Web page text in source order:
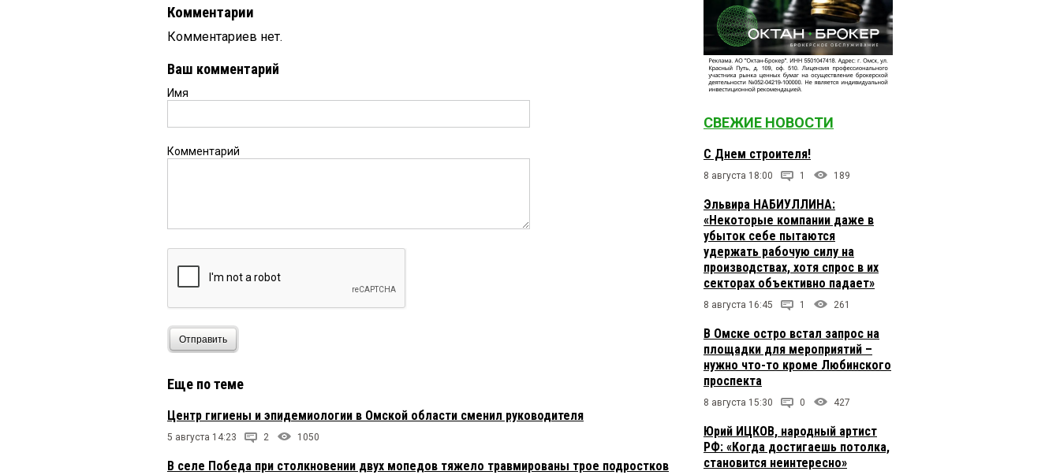
Комментарии
Комментариев нет.
Ваш комментарий
Имя
Комментарий
Отправить
Еще по теме
Центр гигиены и эпидемиологии в Омской области сменил руководителя
5 августа 14:23 2 1050
В селе Победа при столкновении двух мопедов тяжело травмированы трое подростков
СВЕЖИЕ НОВОСТИ
С Днем строителя!
8 августа 18:00 1 189
Эльвира НАБИУЛЛИНА:
«Некоторые компании даже в
убыток себе пытаются
удержать рабочую силу на
производствах, хотя спрос в их
секторах объективно падает»
8 августа 16:45 1 261
В Омске остро встал запрос на
площадки для мероприятий –
нужно что-то кроме Любинского
проспекта
8 августа 15:30 0 427
Юрий ИЦКОВ, народный артист
РФ: «Когда достигаешь потолка,
становится неинтересно»